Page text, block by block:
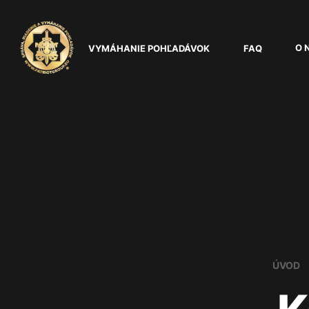
VYMÁHANIE POHĽADÁVOK FAQ O
ÚVOD